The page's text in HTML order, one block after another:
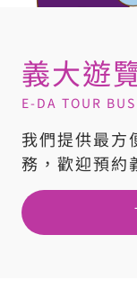
義大遊
E-DA TOUR BUS
我們提供最方
務，歡迎預約